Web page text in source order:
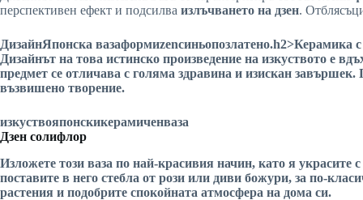
перспективен ефект и подсилва излъчването на дзен.
ДизайнЯпонска вазаформиzenсиньопозлатено.h2>Керамика
Дизайнът на това истинско произведение на изкуството е
предмет се отличава с голяма здравина и изискан завършек.
възвишено творение.
изкуствояпонскикерамиченваза
Дзен солифлор
Изложете този ваза по най-красивия начин, като я украсите
поставите в него стебла от рози или диви божури, за по-
растения и подобрите спокойната атмосфера на дома си.